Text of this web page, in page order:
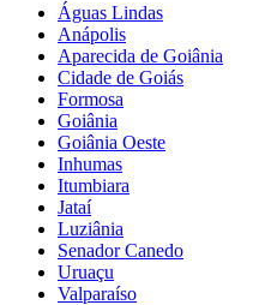
Águas Lindas
Anápolis
Aparecida de Goiânia
Cidade de Goiás
Formosa
Goiânia
Goiânia Oeste
Inhumas
Itumbiara
Jataí
Luziânia
Senador Canedo
Uruaçu
Valparaíso